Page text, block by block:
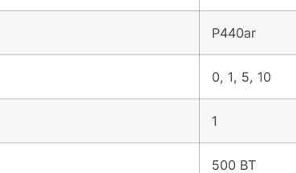
P440ar
0, 1, 5, 10
1
500 ВТ